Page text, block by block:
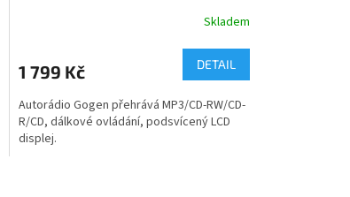
Skladem
1 799 Kč DETAIL
Autorádio Gogen přehrává MP3/CD-RW/CD-
R/CD, dálkové ovládání, podsvícený LCD
displej.